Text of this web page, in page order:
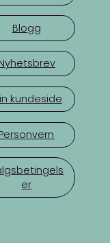
Blogg
kundeside
Personvern
er